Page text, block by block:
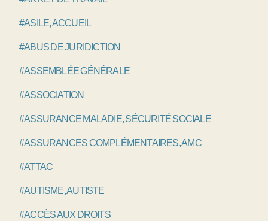
#ASILE, ACCUEIL
#ABUS DE JURIDICTION
#ASSEMBLÉE GÉNÉRALE
#ASSOCIATION
#ASSURANCE MALADIE, SÉCURITÉ SOCIALE
#ASSURANCES COMPLÉMENTAIRES, AMC
#ATTAC
#AUTISME, AUTISTE
#ACCÈS AUX DROITS